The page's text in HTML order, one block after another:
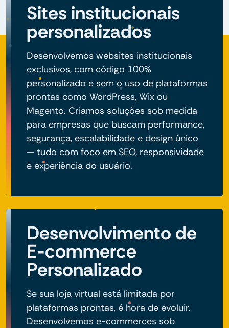
Sites institucionais
personalizados
Desenvolvemos websites institucionais
exclusivos, com código 100%
personalizado e sem o uso de plataformas
prontas como WordPress, Wix ou
Magento. Criamos soluções sob medida
para empresas que buscam performance,
segurança, escalabilidade e design único
— tudo com foco em SEO, responsividade
e experiência do usuário.
Desenvolvimento de
E-commerce
Personalizado
Se sua loja virtual está limitada por
plataformas prontas, é hora de evoluir.
Desenvolvemos e-commerces sob